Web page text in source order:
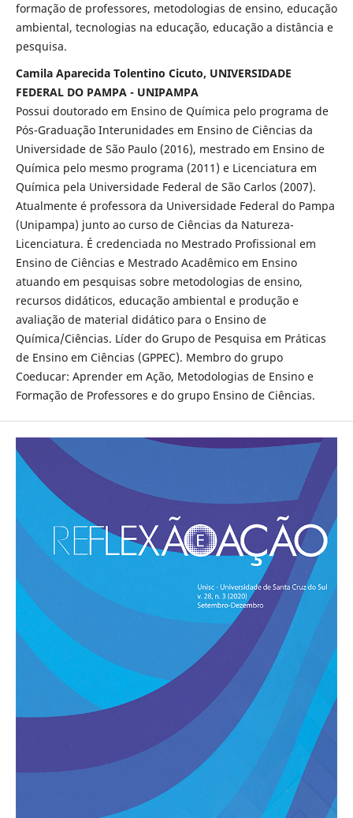
formação de professores, metodologias de ensino, educação
ambiental, tecnologias na educação, educação a distância e
pesquisa.
Camila Aparecida Tolentino Cicuto, UNIVERSIDADE
FEDERAL DO PAMPA - UNIPAMPA
Possui doutorado em Ensino de Química pelo programa de
Pós-Graduação Interunidades em Ensino de Ciências da
Universidade de São Paulo (2016), mestrado em Ensino de
Química pelo mesmo programa (2011) e Licenciatura em
Química pela Universidade Federal de São Carlos (2007).
Atualmente é professora da Universidade Federal do Pampa
(Unipampa) junto ao curso de Ciências da Natureza-
Licenciatura. É credenciada no Mestrado Profissional em
Ensino de Ciências e Mestrado Acadêmico em Ensino
atuando em pesquisas sobre metodologias de ensino,
recursos didáticos, educação ambiental e produção e
avaliação de material didático para o Ensino de
Química/Ciências. Líder do Grupo de Pesquisa em Práticas
de Ensino em Ciências (GPPEC). Membro do grupo
Coeducar: Aprender em Ação, Metodologias de Ensino e
Formação de Professores e do grupo Ensino de Ciências.